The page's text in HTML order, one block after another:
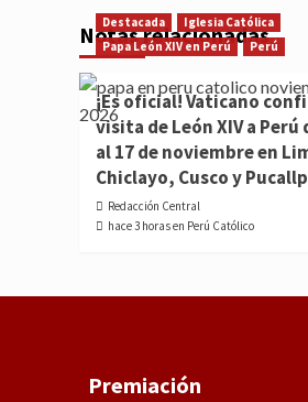
Notas relacionadas
Destacada
Iglesia Católica
Papa León XIV en Perú
Perú
¡Es oficial! Vaticano
visita de León XIV a Perú
al 17 de noviembre en
Chiclayo, Cusco y
Redacción Central
hace 3 horas en Perú Católico
Premiación